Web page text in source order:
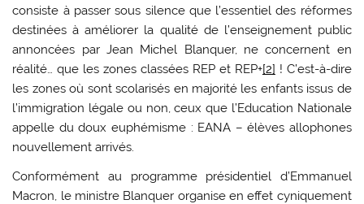
consiste à passer sous silence que l’essentiel des réformes
destinées à améliorer la qualité de l’enseignement public
annoncées par Jean Michel Blanquer, ne concernent en
réalité… que les zones classées REP et REP+[2] ! C’est-à-dire
les zones où sont scolarisés en majorité les enfants issus de
l’immigration légale ou non, ceux que l’Education Nationale
appelle du doux euphémisme : EANA – élèves allophones
nouvellement arrivés.
Conformément au programme présidentiel d’Emmanuel
Macron, le ministre Blanquer organise en effet cyniquement